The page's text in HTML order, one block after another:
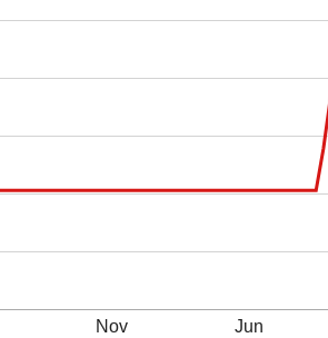
Nov Jun